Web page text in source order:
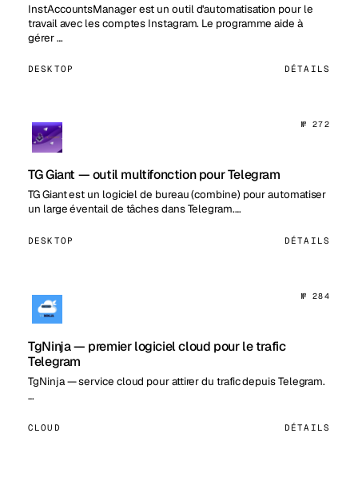
InstAccountsManager est un outil d'automatisation pour le
travail avec les comptes Instagram. Le programme aide à
gérer …
DESKTOP DÉTAILS
№ 272
TG Giant — outil multifonction pour Telegram
TG Giant est un logiciel de bureau (combine) pour automatiser
un large éventail de tâches dans Telegram.…
DESKTOP DÉTAILS
№ 284
TgNinja — premier logiciel cloud pour le trafic
Telegram
TgNinja — service cloud pour attirer du trafic depuis Telegram.
…
CLOUD DÉTAILS